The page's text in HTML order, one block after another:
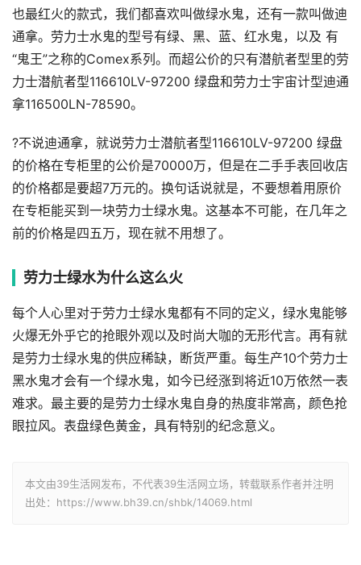
也最红火的款式，我们都喜欢叫做绿水鬼，还有一款叫做迪
通拿。劳力士水鬼的型号有绿、黑、蓝、红水鬼，以及 有
“鬼王”之称的Comex系列。而超公价的只有潜航者型里的劳
力士潜航者型116610LV-97200 绿盘和劳力士宇宙计型迪通
拿116500LN-78590。
?不说迪通拿，就说劳力士潜航者型116610LV-97200 绿盘
的价格在专柜里的公价是70000万，但是在二手手表回收店
的价格都是要超7万元的。换句话说就是，不要想着用原价
在专柜能买到一块劳力士绿水鬼。这基本不可能，在几年之
前的价格是四五万，现在就不用想了。
劳力士绿水为什么这么火
每个人心里对于劳力士绿水鬼都有不同的定义，绿水鬼能够
火爆无外乎它的抢眼外观以及时尚大咖的无形代言。再有就
是劳力士绿水鬼的供应稀缺，断货严重。每生产10个劳力士
黑水鬼才会有一个绿水鬼，如今已经涨到将近10万依然一表
难求。最主要的是劳力士绿水鬼自身的热度非常高，颜色抢
眼拉风。表盘绿色黄金，具有特别的纪念意义。
本文由39生活网发布，不代表39生活网立场，转载联系作者并注明
出处：https://www.bh39.cn/shbk/14069.html